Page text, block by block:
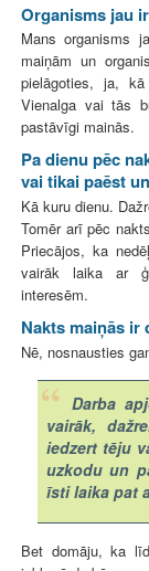
Organisms jau
Mans organisms
maiņām un
pielāgoties, ja,
Vienalga vai tās
pastāvīgi mainās.
Pa dienu pēc
vai tikai paēst
Kā kuru dienu.
Tomēr arī pēc
Priecājos, ka
vairāk laika ar
interesēm.
Nakts maiņās ir
Nē, nosnausties
Darba
vairāk,
iedzert tēju
uzkodu un
īsti laika pat
Bet domāju, ka